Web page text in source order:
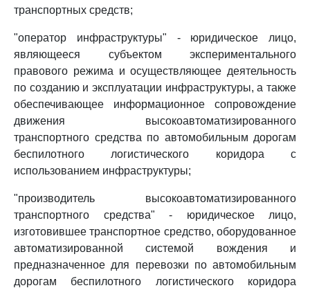
транспортных средств;
"оператор инфраструктуры" - юридическое лицо,
являющееся субъектом экспериментального
правового режима и осуществляющее деятельность
по созданию и эксплуатации инфраструктуры, а также
обеспечивающее информационное сопровождение
движения высокоавтоматизированного
транспортного средства по автомобильным дорогам
беспилотного логистического коридора с
использованием инфраструктуры;
"производитель высокоавтоматизированного
транспортного средства" - юридическое лицо,
изготовившее транспортное средство, оборудованное
автоматизированной системой вождения и
предназначенное для перевозки по автомобильным
дорогам беспилотного логистического коридора